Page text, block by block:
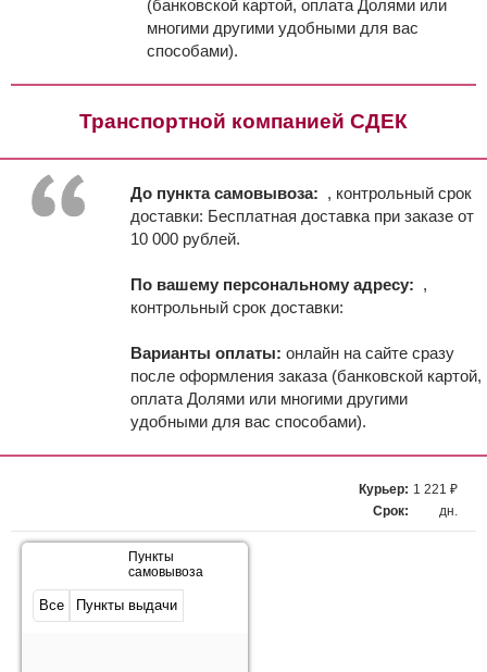
(банковской картой, оплата Долями или
многими другими удобными для вас
способами).
Транспортной компанией СДЕК
До пункта самовывоза: , контрольный срок
доставки: Бесплатная доставка при заказе от
10 000 рублей.
По вашему персональному адресу: ,
контрольный срок доставки:
Варианты оплаты: онлайн на сайте сразу
после оформления заказа (банковской картой,
оплата Долями или многими другими
удобными для вас способами).
Курьер:
Срок:
1 221 ₽
дн.
Пункты
самовывоза
Все Пункты выдачи